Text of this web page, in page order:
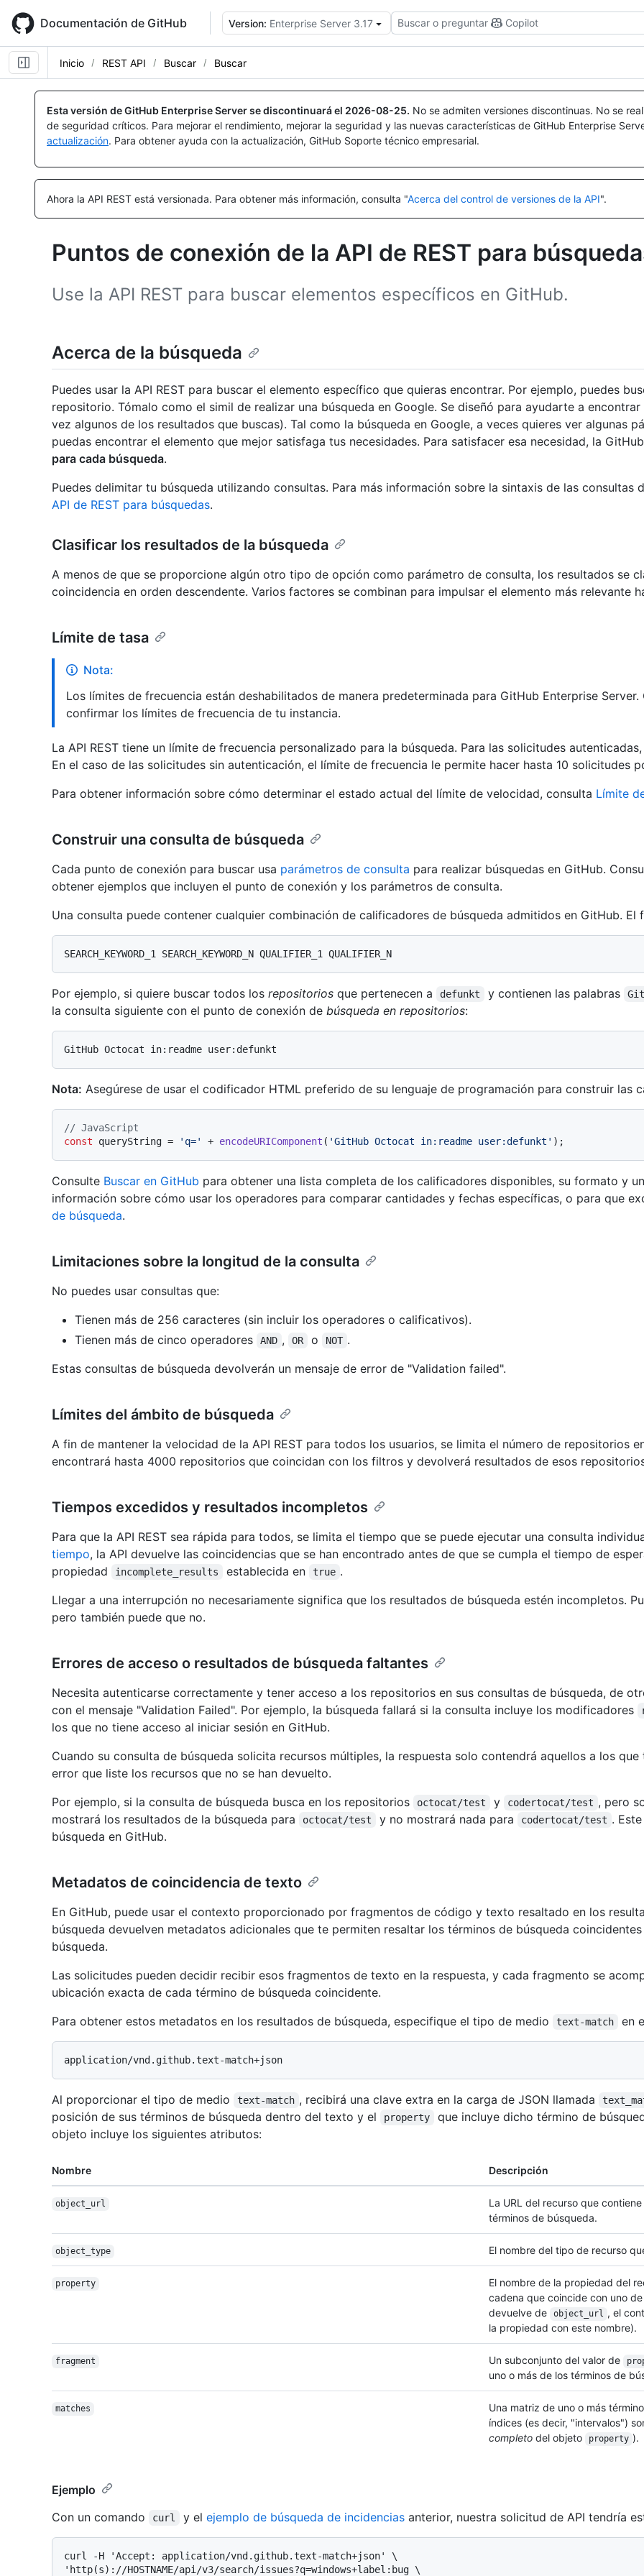
main
content
Documentación de GitHub Version: Enterprise Server 3.17 Buscar o preguntar Copilot
Inicio REST API Buscar Buscar
Esta versión de GitHub Enterprise Server se discontinuará el 2026-08-25. No se admiten versiones discontinuas. No se
de seguridad críticos. Para mejorar el rendimiento, mejorar la seguridad y las nuevas características de GitHub Enterprise
actualización. Para obtener ayuda con la actualización, GitHub Soporte técnico empresarial.
Ahora la API REST está versionada. Para obtener más información, consulta "Acerca del control de versiones de la API".
Puntos de conexión de la API de REST para
Use la API REST para buscar elementos específicos en GitHub.
Acerca de la búsqueda
Puedes usar la API REST para buscar el elemento específico que quieras encontrar. Por ejemplo, puedes
repositorio. Tómalo como el simil de realizar una búsqueda en Google. Se diseñó para ayudarte a
vez algunos de los resultados que buscas). Tal como la búsqueda en Google, a veces quieres ver algunas
puedas encontrar el elemento que mejor satisfaga tus necesidades. Para satisfacer esa necesidad, la
para cada búsqueda.
Puedes delimitar tu búsqueda utilizando consultas. Para más información sobre la sintaxis de las consultas
API de REST para búsquedas.
Clasificar los resultados de la búsqueda
A menos de que se proporcione algún otro tipo de opción como parámetro de consulta, los resultados se
coincidencia en orden descendente. Varios factores se combinan para impulsar el elemento más relevante
Límite de tasa
Nota:
Los límites de frecuencia están deshabilitados de manera predeterminada para GitHub Enterprise
confirmar los límites de frecuencia de tu instancia.
La API REST tiene un límite de frecuencia personalizado para la búsqueda. Para las solicitudes
En el caso de las solicitudes sin autenticación, el límite de frecuencia le permite hacer hasta 10 solicitudes
Para obtener información sobre cómo determinar el estado actual del límite de velocidad, consulta Límite
Construir una consulta de búsqueda
Cada punto de conexión para buscar usa parámetros de consulta para realizar búsquedas en GitHub.
obtener ejemplos que incluyen el punto de conexión y los parámetros de consulta.
Una consulta puede contener cualquier combinación de calificadores de búsqueda admitidos en GitHub.
Por ejemplo, si quiere buscar todos los repositorios que pertenecen a defunkt y contienen las palabras
la consulta siguiente con el punto de conexión de búsqueda en repositorios:
Nota: Asegúrese de usar el codificador HTML preferido de su lenguaje de programación para construir las
// JavaScript
const queryString = 'q=' + encodeURIComponent ( 'GitHub Octocat in:readme user:defunkt'
Consulte Buscar en GitHub para obtener una lista completa de los calificadores disponibles, su formato y
información sobre cómo usar los operadores para comparar cantidades y fechas específicas, o para que
de búsqueda.
Limitaciones sobre la longitud de la consulta
No puedes usar consultas que:
Tienen más de 256 caracteres (sin incluir los operadores o calificativos).
Tienen más de cinco operadores
AND , OR o NOT .
Estas consultas de búsqueda devolverán un mensaje de error de "Validation failed".
Límites del ámbito de búsqueda
A fin de mantener la velocidad de la API REST para todos los usuarios, se limita el número de repositorios
encontrará hasta 4000 repositorios que coincidan con los filtros y devolverá resultados de esos
Tiempos excedidos y resultados incompletos
Para que la API REST sea rápida para todos, se limita el tiempo que se puede ejecutar una consulta
tiempo, la API devuelve las coincidencias que se han encontrado antes de que se cumpla el tiempo de
propiedad
incomplete_results establecida en true .
Llegar a una interrupción no necesariamente significa que los resultados de búsqueda estén incompletos.
pero también puede que no.
Errores de acceso o resultados de búsqueda faltantes
Necesita autenticarse correctamente y tener acceso a los repositorios en sus consultas de búsqueda, de
con el mensaje "Validation Failed". Por ejemplo, la búsqueda fallará si la consulta incluye los modificadores
los que no tiene acceso al iniciar sesión en GitHub.
Cuando su consulta de búsqueda solicita recursos múltiples, la respuesta solo contendrá aquellos a los
error que liste los recursos que no se han devuelto.
Por ejemplo, si la consulta de búsqueda busca en los repositorios
octocat/test y codertocat/test , pero
mostrará los resultados de la búsqueda para
octocat/test y no mostrará nada para codertocat/test .
búsqueda en GitHub.
Metadatos de coincidencia de texto
En GitHub, puede usar el contexto proporcionado por fragmentos de código y texto resaltado en los
búsqueda devuelven metadatos adicionales que te permiten resaltar los términos de búsqueda
búsqueda.
Las solicitudes pueden decidir recibir esos fragmentos de texto en la respuesta, y cada fragmento se
ubicación exacta de cada término de búsqueda coincidente.
Para obtener estos metadatos en los resultados de búsqueda, especifique el tipo de medio
text-match en
Al proporcionar el tipo de medio text-match , recibirá una clave extra en la carga de JSON llamada
posición de sus términos de búsqueda dentro del texto y el property
que incluye dicho término de
objeto incluye los siguientes atributos:
Nombre Descripción
object_url
La URL del recurso que
términos de búsqueda.
object_type El nombre del tipo de recurso
property
El nombre de la propiedad del
cadena que coincide con uno
devuelve de
object_url , el
la propiedad con este nombre).
fragment Un subconjunto del valor de
uno o más de los términos de
matches
Una matriz de uno o más
índices (es decir, "intervalos")
completo del objeto property ).
Ejemplo
Con un comando
curl y el ejemplo de búsqueda de incidenciasanterior, nuestra solicitud de API tendría
curl -H 'Accept: application/vnd.github.text-match+json' \
'http(s)://HOSTNAME/api/v3/search/issues?q=windows+label:bug \
Nombre,
Tipo,
Descripción
Nombre,
Tipo,
Descripción
Nombre,
Tipo,
Descripción
Nombre,
Tipo,
Descripción
Nombre,
Tipo,
Descripción
Nombre,
Tipo,
Descripción
Nombre,
Tipo,
Descripción
Nombre,
Tipo,
Descripción
Nombre,
Tipo,
Descripción
Nombre,
Tipo,
Descripción
Nombre,
Tipo,
Descripción
Nombre,
Tipo,
Descripción
Nombre,
Tipo,
Descripción
Nombre,
Tipo,
Descripción